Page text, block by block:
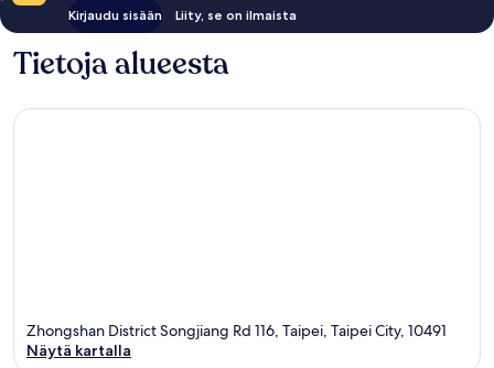
Kirjaudu sisään Liity, se on ilmaista
Tietoja alueesta
Zhongshan District Songjiang Rd 116, Taipei, Taipei City, 10491
Näytä kartalla